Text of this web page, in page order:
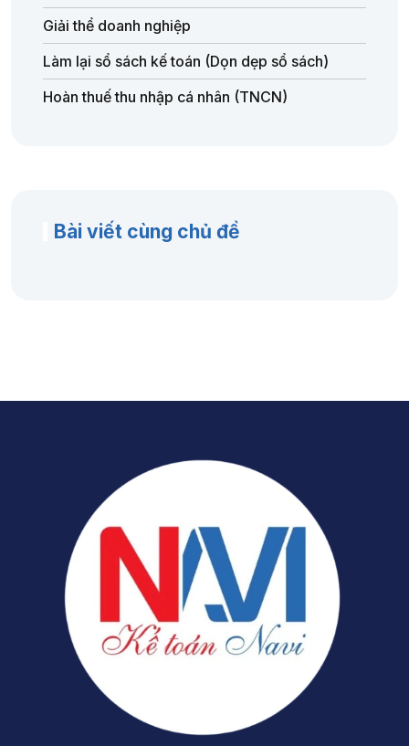
Giải thể doanh nghiệp
Làm lại sổ sách kế toán (Dọn dẹp sổ sách)
Hoàn thuế thu nhập cá nhân (TNCN)
Bài viết cùng chủ đề